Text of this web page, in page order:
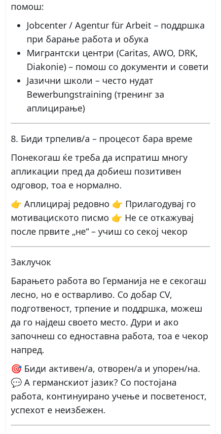
помош:
Jobcenter / Agentur für Arbeit – поддршка
при барање работа и обука
Мигрантски центри (Caritas, AWO, DRK,
Diakonie) – помош со документи и совети
Јазични школи – често нудат
Bewerbungstraining (тренинг за
аплицирање)
8. Биди трпелив/а – процесот бара време
Понекогаш ќе треба да испратиш многу
апликации пред да добиеш позитивен
одговор, тоа е нормално.
👉 Аплицирај редовно 👉 Прилагодувај го
мотивациското писмо 👉 Не се откажувај
после првите „не“ – учиш со секој чекор
Заклучок
Барањето работа во Германија не е секогаш
лесно, но е остварливо. Со добар CV,
подготвеност, трпение и поддршка, можеш
да го најдеш своето место. Дури и ако
започнеш со едноставна работа, тоа е чекор
напред.
🎯 Биди активен/а, отворен/а и упорен/на.
💬 А германскиот јазик? Со постојана
работа, континуирано учење и посветеност,
успехот е неизбежен.